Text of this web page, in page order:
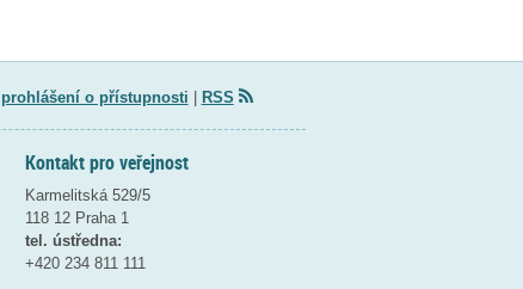
prohlášení o přístupnosti | RSS
Kontakt pro veřejnost
Karmelitská 529/5
118 12 Praha 1
tel. ústředna:
+420 234 811 111